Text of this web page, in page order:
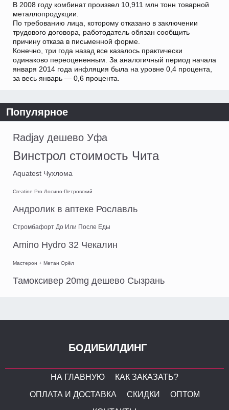
В 2008 году комбинат произвел 10,911 млн тонн товарной
металлопродукции.
По требованию лица, которому отказано в заключении
трудового договора, работодатель обязан сообщить
причину отказа в письменной форме.
Конечно, три года назад все казалось практически
одинаково переоцененным. За аналогичный период начала
января 2014 года инфляция была на уровне 0,4 процента,
за весь январь — 0,6 процента.
Популярное
Radjay дешево Уфа
Винстрол стоимость Чита
Aquatest Чухлома
Creatine Pro Лосино-Петровский
Андролик в аптеке Рославль
Стромбафорт До Или После Еды
Amino Hydro 32 Чекалин
Мастерон + Метан Орёл
Тамоксивер 20mg дешево Сызрань
БОДИБИЛДИНГ
НА ГЛАВНУЮ
КАК ЗАКАЗАТЬ?
ОПЛАТА И ДОСТАВКА
СКИДКИ
ОПТОМ